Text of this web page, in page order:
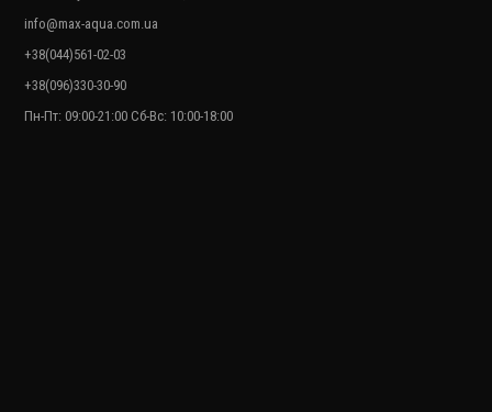
info@max-aqua.com.ua
+38(044)561-02-03
+38(096)330-30-90
Пн-Пт: 09:00-21:00 Сб-Вс: 10:00-18:00